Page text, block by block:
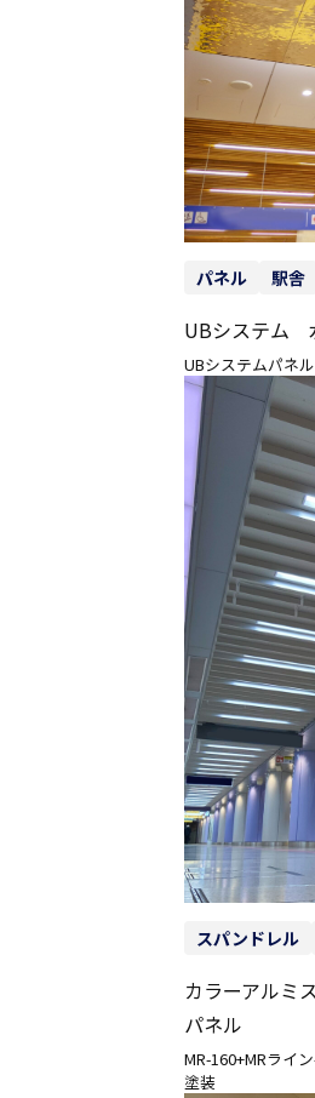
パネル 駅舎
UBシステム
UBシステムパネ
スパンドレル
カラーアルミ
パネル
MR-160+MRライ
塗装